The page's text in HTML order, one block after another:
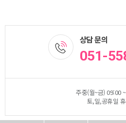
상담 문의
051-
주중(월~금) 09:00
토,일,공휴일